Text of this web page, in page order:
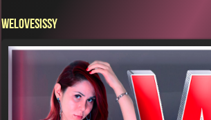
WELOVESISSY